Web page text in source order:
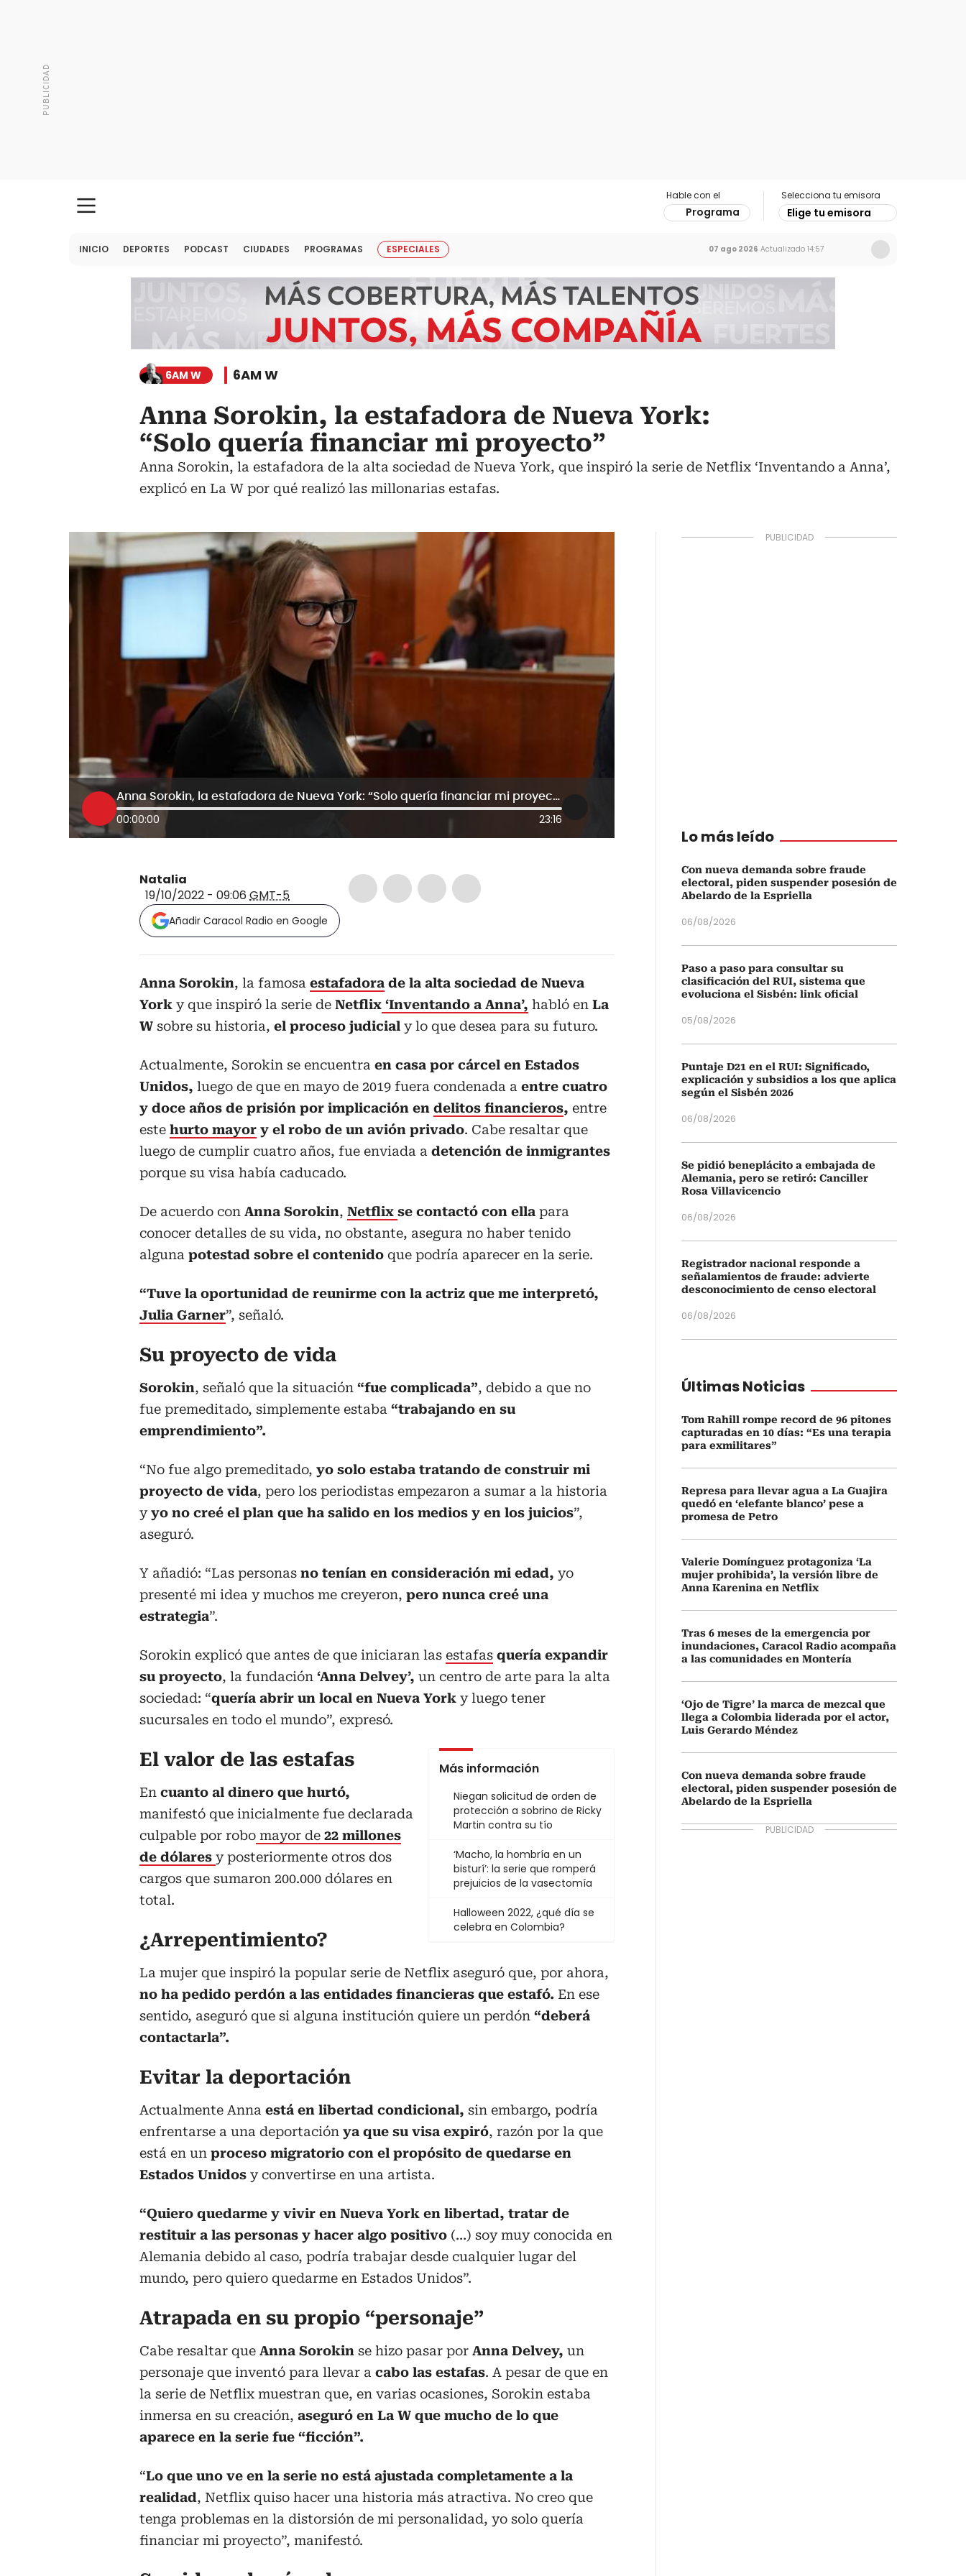
Hable con el
Programa
Selecciona tu emisora
Elige tu emisora
INICIO DEPORTES PODCAST CIUDADES PROGRAMAS ESPECIALES 07 ago 2026 Actualizado 14:57
6AM W 6AM W
Anna Sorokin, la estafadora de Nueva York:
“Solo quería financiar mi proyecto”
Anna Sorokin, la estafadora de la alta sociedad de Nueva York, que inspiró la serie de Netflix ‘Inventando a Anna’,
explicó en La W por qué realizó las millonarias estafas.
Anna Sorokin, la estafadora de Nueva York: “Solo quería financiar mi proyecto”
00:00:00 23:16
Natalia
19/10/2022 - 09:06 GMT-5
Añadir Caracol Radio en Google
Anna Sorokin, la famosa estafadora de la alta sociedad de Nueva
York y que inspiró la serie de Netflix ‘Inventando a Anna’, habló en La
W sobre su historia, el proceso judicial y lo que desea para su futuro.
Actualmente, Sorokin se encuentra en casa por cárcel en Estados
Unidos, luego de que en mayo de 2019 fuera condenada a entre cuatro
y doce años de prisión por implicación en delitos financieros, entre
este hurto mayor y el robo de un avión privado. Cabe resaltar que
luego de cumplir cuatro años, fue enviada a detención de inmigrantes
porque su visa había caducado.
De acuerdo con Anna Sorokin, Netflix se contactó con ella para
conocer detalles de su vida, no obstante, asegura no haber tenido
alguna potestad sobre el contenido que podría aparecer en la serie.
“Tuve la oportunidad de reunirme con la actriz que me interpretó,
Julia Garner”, señaló.
Su proyecto de vida
Sorokin, señaló que la situación “fue complicada”, debido a que no
fue premeditado, simplemente estaba “trabajando en su
emprendimiento”.
“No fue algo premeditado, yo solo estaba tratando de construir mi
proyecto de vida, pero los periodistas empezaron a sumar a la historia
yyo no creé el plan que ha salido en los medios y en los juicios”,
aseguró.
Y añadió: “Las personas no tenían en consideración mi edad, yo
presenté mi idea y muchos me creyeron, pero nunca creé una
estrategia”.
Sorokin explicó que antes de que iniciaran las estafas quería expandir
su proyecto, la fundación ‘Anna Delvey’, un centro de arte para la alta
sociedad: “quería abrir un local en Nueva York y luego tener
sucursales en todo el mundo”, expresó.
Más información
Niegan solicitud de orden de
protección a sobrino de Ricky
Martin contra su tío
‘Macho, la hombría en un
bisturí’: la serie que romperá
prejuicios de la vasectomía
Halloween 2022, ¿qué día se
celebra en Colombia?
El valor de las estafas
En cuanto al dinero que hurtó,
manifestó que inicialmente fue declarada
culpable por robo mayor de 22 millones
de dólares y posteriormente otros dos
cargos que sumaron 200.000 dólares en
total.
¿Arrepentimiento?
La mujer que inspiró la popular serie de Netflix aseguró que, por ahora,
no ha pedido perdón a las entidades financieras que estafó. En ese
sentido, aseguró que si alguna institución quiere un perdón “deberá
contactarla”.
Evitar la deportación
Actualmente Anna está en libertad condicional, sin embargo, podría
enfrentarse a una deportación ya que su visa expiró, razón por la que
está en un proceso migratorio con el propósito de quedarse en
Estados Unidos y convertirse en una artista.
“Quiero quedarme y vivir en Nueva York en libertad, tratar de
restituir a las personas y hacer algo positivo (…) soy muy conocida en
Alemania debido al caso, podría trabajar desde cualquier lugar del
mundo, pero quiero quedarme en Estados Unidos”.
Atrapada en su propio “personaje”
Cabe resaltar que Anna Sorokin se hizo pasar por Anna Delvey, un
personaje que inventó para llevar a cabo las estafas. A pesar de que en
la serie de Netflix muestran que, en varias ocasiones, Sorokin estaba
inmersa en su creación, aseguró en La W que mucho de lo que
aparece en la serie fue “ficción”.
“Lo que uno ve en la serie no está ajustada completamente a la
realidad, Netflix quiso hacer una historia más atractiva. No creo que
tenga problemas en la distorsión de mi personalidad, yo solo quería
financiar mi proyecto”, manifestó.
Lo más leído
Con nueva demanda sobre fraude
electoral, piden suspender posesión de
Abelardo de la Espriella
06/08/2026
Paso a paso para consultar su
clasificación del RUI, sistema que
evoluciona el Sisbén: link oficial
05/08/2026
Puntaje D21 en el RUI: Significado,
explicación y subsidios a los que aplica
según el Sisbén 2026
06/08/2026
Se pidió beneplácito a embajada de
Alemania, pero se retiró: Canciller
Rosa Villavicencio
06/08/2026
Registrador nacional responde a
señalamientos de fraude: advierte
desconocimiento de censo electoral
06/08/2026
Últimas Noticias
Tom Rahill rompe record de 96 pitones
capturadas en 10 días: “Es una terapia
para exmilitares”
Represa para llevar agua a La Guajira
quedó en ‘elefante blanco’ pese a
promesa de Petro
Valerie Domínguez protagoniza ‘La
mujer prohibida’, la versión libre de
Anna Karenina en Netflix
Tras 6 meses de la emergencia por
inundaciones, Caracol Radio acompaña
a las comunidades en Montería
‘Ojo de Tigre’ la marca de mezcal que
llega a Colombia liderada por el actor,
Luis Gerardo Méndez
Con nueva demanda sobre fraude
electoral, piden suspender posesión de
Abelardo de la Espriella